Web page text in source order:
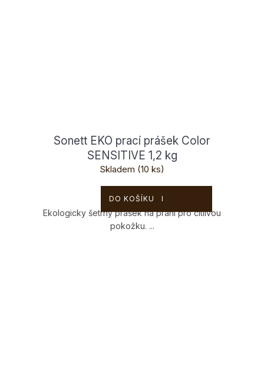
Sonett EKO prací prášek Color
SENSITIVE 1,2 kg
Skladem (10 ks)
DO KOŠÍKU
Ekologicky šetrný prášek na praní pro citlivou
pokožku. ...